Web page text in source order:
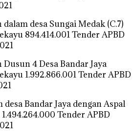
desa Sungai Medak (C.7)
894.414.001 Tender APBD
4 Desa Bandar Jaya
1.992.866.001 Tender APBD
Bandar Jaya dengan Aspal
Tender APBD